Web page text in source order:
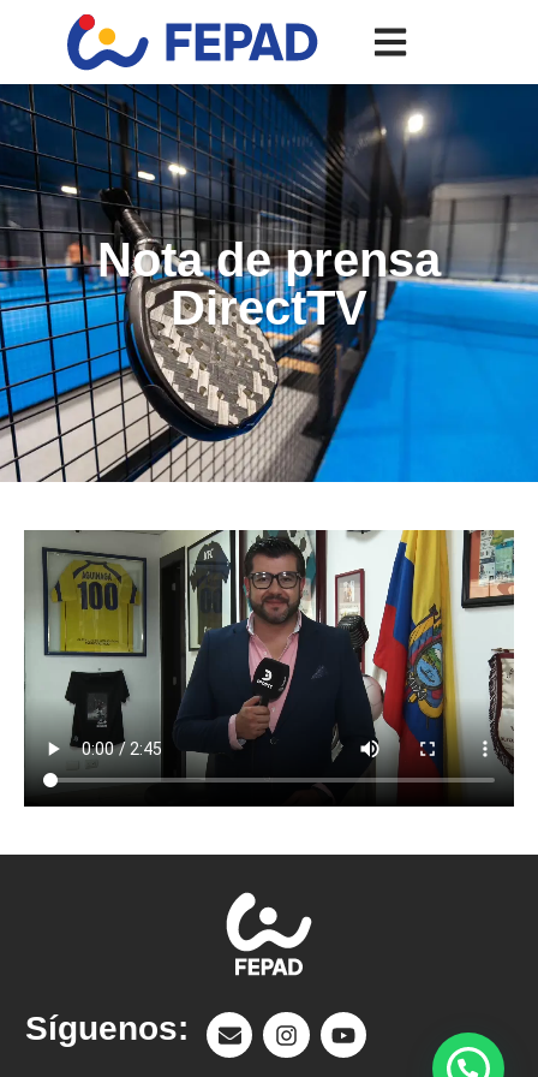
Nota de prensa
DirectTV
Síguenos: